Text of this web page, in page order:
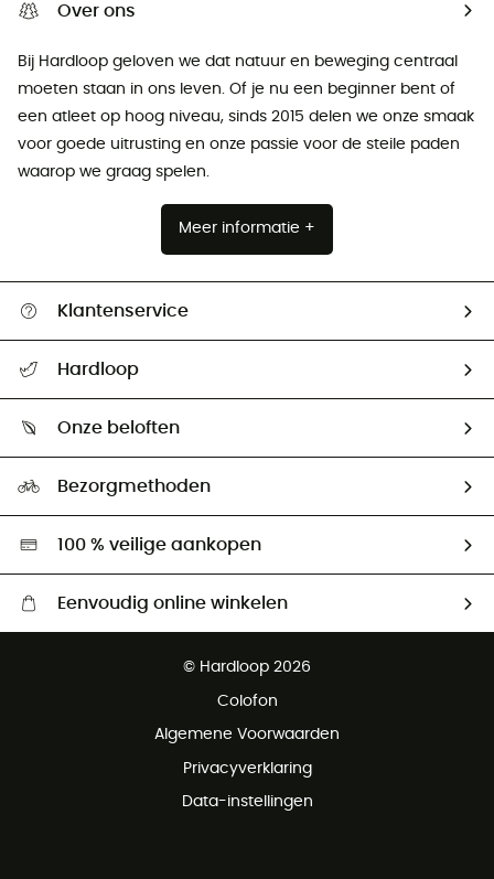
Over ons
Bij Hardloop geloven we dat natuur en beweging centraal
moeten staan ​​in ons leven. Of je nu een beginner bent of
een atleet op hoog niveau, sinds 2015 delen we onze smaak
voor goede uitrusting en onze passie voor de steile paden
waarop we graag spelen.
Meer informatie +
Klantenservice
Mijn zending volgen
Retourzendingen & Terugbetalingen
Hardloop
Ambassadeurs
Onze beloften
Hardgreen
Bezorgmethoden
100 % veilige aankopen
Eenvoudig online winkelen
Gratis retourneren binnen 100 dagen
© Hardloop 2026
Colofon
Algemene Voorwaarden
Privacyverklaring
Data-instellingen